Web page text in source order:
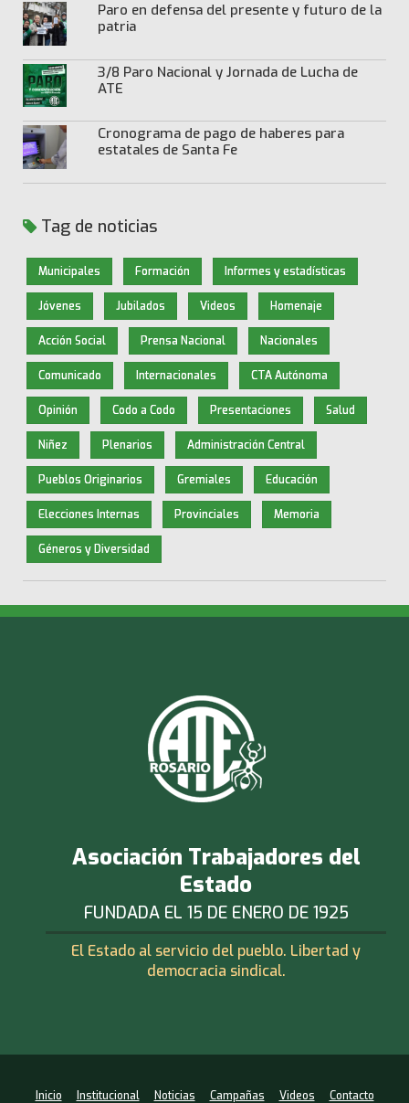
Paro en defensa del presente y futuro de la
patria
3/8 Paro Nacional y Jornada de Lucha de
ATE
Cronograma de pago de haberes para
estatales de Santa Fe
Tag de noticias
Municipales Formación Informes y estadísticas
Jóvenes Jubilados Videos Homenaje
Acción Social Prensa Nacional Nacionales
Comunicado Internacionales CTA Autónoma
Opinión Codo a Codo Presentaciones Salud
Niñez Plenarios Administración Central
Pueblos Originarios Gremiales Educación
Elecciones Internas Provinciales Memoria
Géneros y Diversidad
Asociación Trabajadores del
Estado
FUNDADA EL 15 DE ENERO DE 1925
El Estado al servicio del pueblo. Libertad y
democracia sindical.
Inicio Institucional Noticias Campañas Videos Contacto